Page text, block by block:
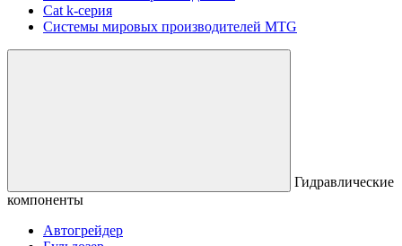
Сat k-серия
Системы мировых производителей MTG
Гидравлические
компоненты
Автогрейдер